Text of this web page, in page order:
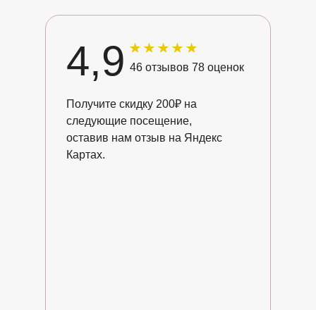
Получите скидку 200₽ на
следующие посещение,
оставив нам отзыв на Яндекс
Картах.
46 отзывов 78 оценок
4,9